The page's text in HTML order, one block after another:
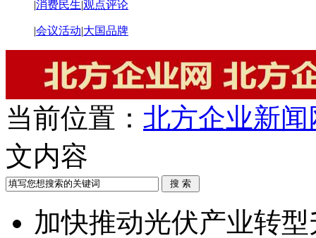
|消费民生|观点评论
|会议活动|大国品牌
当前位置： 北方企业新闻
文内容
加快推动光伏产业转